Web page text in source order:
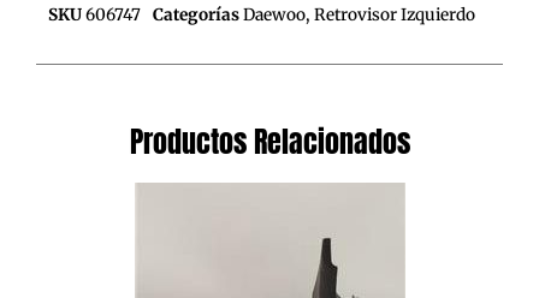
SKU606747 CategoríasDaewoo, Retrovisor Izquierdo
Productos Relacionados